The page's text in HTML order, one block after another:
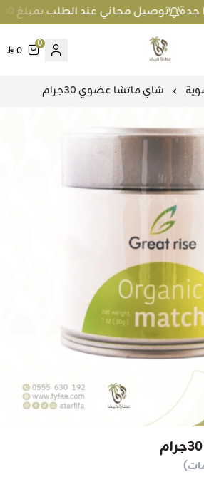
توصيل مجاني عند الطلب بمبلغ 100 ريال واكثر داخل جدة و 200 ريال واكثر برا جدة
متجر عطارة فيفا
0
0
شاي ماتشا عضوي 30جرام